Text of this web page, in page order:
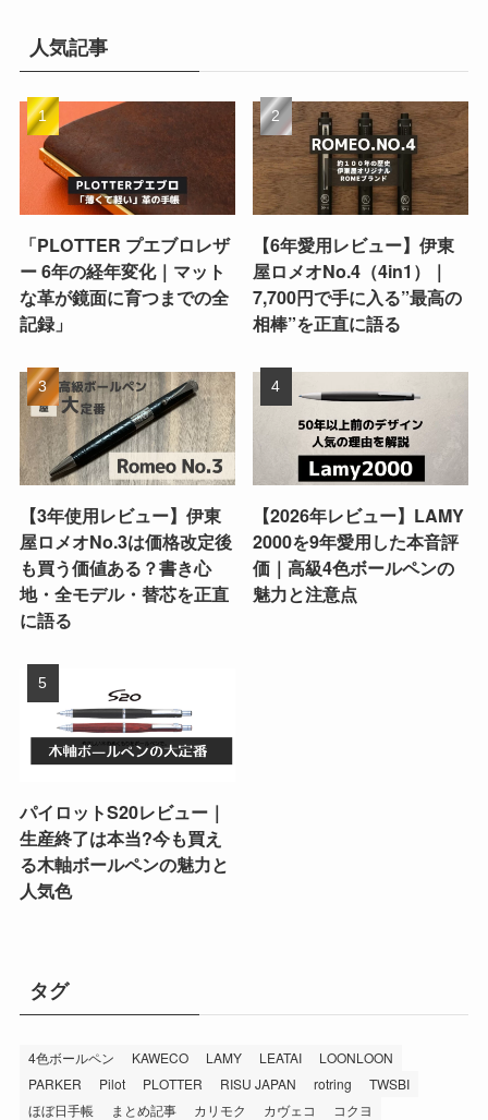
人気記事
「PLOTTER プエブロレザ
ー 6年の経年変化｜マット
な革が鏡面に育つまでの全
記録」
【6年愛用レビュー】伊東
屋ロメオNo.4（4in1）｜
7,700円で手に入る”最高の
相棒”を正直に語る
【3年使用レビュー】伊東
屋ロメオNo.3は価格改定後
も買う価値ある？書き心
地・全モデル・替芯を正直
に語る
【2026年レビュー】LAMY
2000を9年愛用した本音評
価｜高級4色ボールペンの
魅力と注意点
パイロットS20レビュー｜
生産終了は本当?今も買え
る木軸ボールペンの魅力と
人気色
タグ
4色ボールペン KAWECO LAMY LEATAI
LOONLOON
PARKER
Pilot PLOTTER RISU JAPAN rotring
TWSBI
ほぼ日手帳
まとめ記事 カリモク カヴェコ
コクヨ